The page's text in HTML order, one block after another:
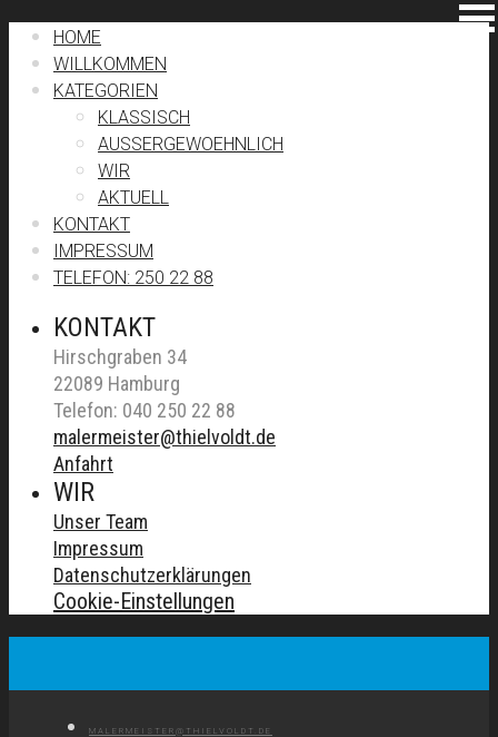
HOME
WILLKOMMEN
KATEGORIEN
KLASSISCH
AUSSERGEWOEHNLICH
WIR
AKTUELL
KONTAKT
IMPRESSUM
TELEFON: 250 22 88
KONTAKT
Hirschgraben 34
22089 Hamburg
Telefon: 040 250 22 88
malermeister@thielvoldt.de
Anfahrt
WIR
Unser Team
Impressum
Datenschutzerklärungen
Cookie-Einstellungen
MALERMEISTER@THIELVOLDT.DE